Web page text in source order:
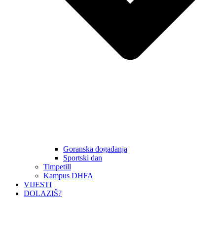
Goranska događanja
Sportski dan
Timpetill
Kampus DHFA
VIJESTI
DOLAZIŠ?